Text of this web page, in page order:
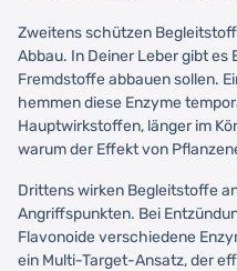
Zweitens schützen
Abbau. In Deiner Leber gibt
Fremdstoffe abbauen sollen.
hemmen diese Enzyme
Hauptwirkstoffen, länger im
warum der Effekt von
Drittens wirken Begleitstoffe
Angriffspunkten. Bei
Flavonoide verschiedene
ein Multi-Target-Ansatz, der